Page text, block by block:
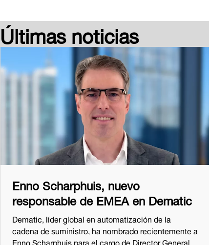
Últimas noticias
Enno Scharphuis, nuevo
responsable de EMEA en Dematic
Dematic, líder global en automatización de la
cadena de suministro, ha nombrado recientemente a
Enno Scharphuis para el cargo de Director General